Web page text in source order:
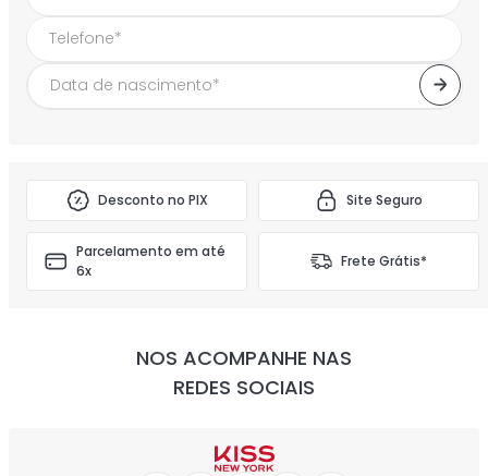
Desconto no PIX Site Seguro
Parcelamento em até
6x
Frete Grátis*
NOS ACOMPANHE NAS
REDES SOCIAIS